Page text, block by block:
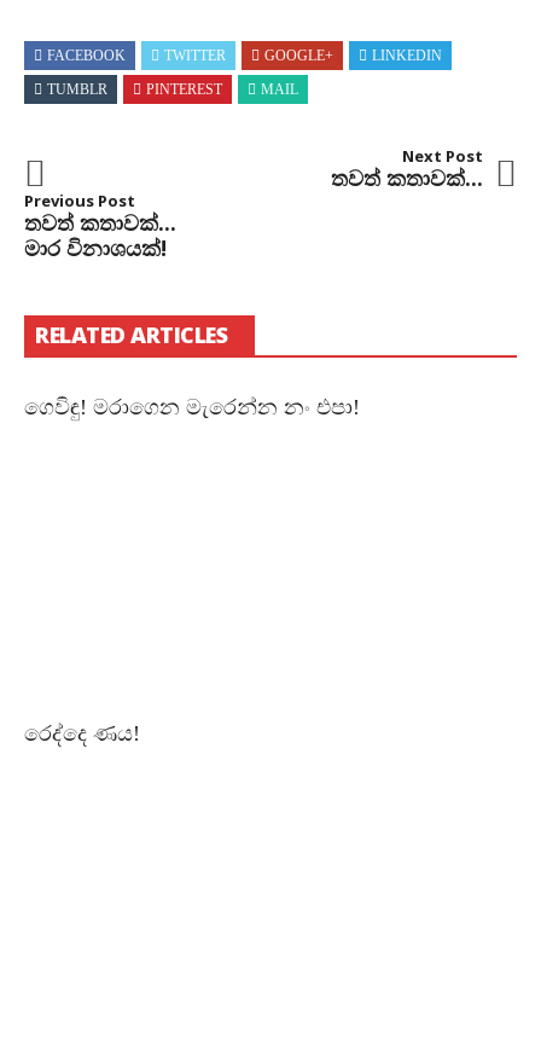
FACEBOOK TWITTER GOOGLE+
LINKEDIN
TUMBLR
PINTEREST MAIL
Previous Post
තවත් කතාවක්...
මාර විනාශයක්!
Next Post
තවත් කතාවක්...
RELATED ARTICLES
ගෙවිඳු! මරාගෙන මැරෙන්න නං එපා!
රෙද්දෙ ණය!